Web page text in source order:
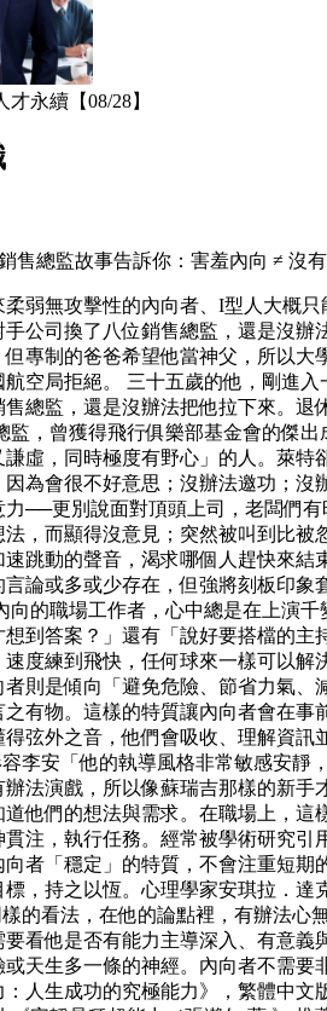
永續【08/28】
售總監故事告訴你：害羞內向 ≠ 沒
弱無攻擊性的內向者、I型人大概
公司換了八位銷售總監，還是沒
專制的爸爸希望他當神父，所以
空局拒絕。 三十五歲的他，剛進
總監，還是沒辦法把他拉下來。
監，曾獲得飛行俱樂部基金會的傑
虛，同時極度有野心」的人。萊
為會很不好意思；沒辦法邀功；
──更別說面對頂頭上司，老闆們
，而顯得沒意見；突然被叫到比
跳動的聲音，渴求哪個人趕快來
言論或多或少存在，但強將刻板印
的職場工作者，心中總是在上演
到答案？」還有「說好要搭檔的
度練到飛快，任何球來一樣可以
則是傾向「避免危險、節省力氣
有物。這樣的特質讓內向者會在
弦外之音，他們會吸收、理解資
李安「他的執導風格非常敏感安
法演戲，所以像蘇瑞吉那樣的新
他們的想法與需求。在職場上，
注，執行任務。經常被學術研究
者「穩定」的特質，不會注重短
，持之以恆。心理學家安琪拉．達
的看法，在他的論點裡，有辦法
看他是否有能力主導深入、有意
天生多一條的神經。內向者不需
人生成功的究極能力》，繁體中